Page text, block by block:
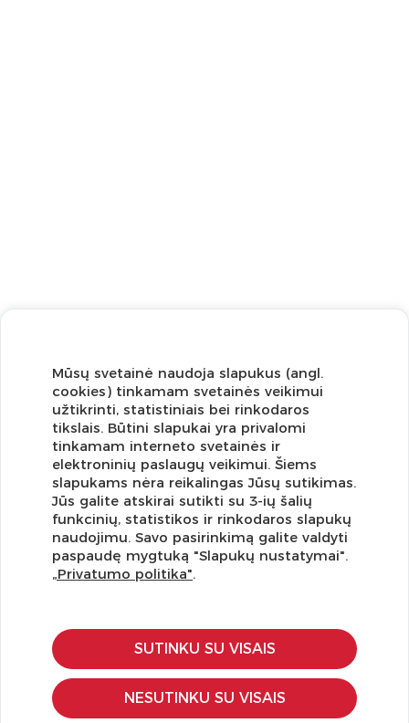
Užsisakykite naujienlaiškį ir pirmi gaukite geriausius
pasiūlymus!
KLIENTŲ APTARNAVIMAS
Pirkimo – pardavimo taisyklės
Pristatymas ir grąžinimas
Mūsų svetainė naudoja slapukus (angl.
cookies) tinkamam svetainės veikimui
užtikrinti, statistiniais bei rinkodaros
tikslais. Būtini slapukai yra privalomi
tinkamam interneto svetainės ir
elektroninių paslaugų veikimui. Šiems
slapukams nėra reikalingas Jūsų sutikimas.
Jūs galite atskirai sutikti su 3-ių šalių
funkcinių, statistikos ir rinkodaros slapukų
naudojimu. Savo pasirinkimą galite valdyti
paspaudę mygtuką "Slapukų nustatymai".
„Privatumo politika".
SUTINKU SU VISAIS
NESUTINKU SU VISAIS